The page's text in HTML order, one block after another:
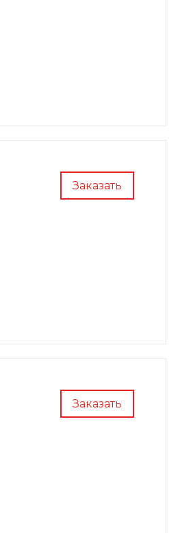
Заказать
Заказать